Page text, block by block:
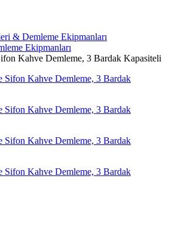
& Demleme Ekipmanları
Ekipmanları
Kahve Demleme, 3 Bardak Kapasiteli